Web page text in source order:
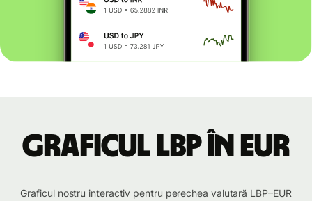
Graficul LBP în EUR
Graficul nostru interactiv pentru perechea valutară LBP–EUR